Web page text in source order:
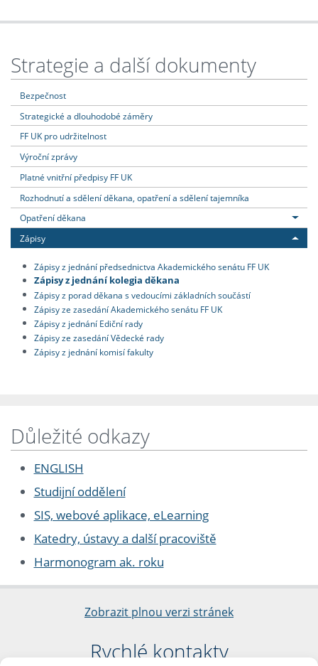
Strategie a další dokumenty
Bezpečnost
Strategické a dlouhodobé záměry
FF UK pro udržitelnost
Výroční zprávy
Platné vnitřní předpisy FF UK
Rozhodnutí a sdělení děkana, opatření a sdělení tajemníka
Opatření děkana
Zápisy
Zápisy z jednání předsednictva Akademického senátu FF UK
Zápisy z jednání kolegia děkana
Zápisy z porad děkana s vedoucími základních součástí
Zápisy ze zasedání Akademického senátu FF UK
Zápisy z jednání Ediční rady
Zápisy ze zasedání Vědecké rady
Zápisy z jednání komisí fakulty
Důležité odkazy
ENGLISH
Studijní oddělení
SIS, webové aplikace, eLearning
Katedry, ústavy a další pracoviště
Harmonogram ak. roku
Zobrazit plnou verzi stránek
Rychlé kontakty